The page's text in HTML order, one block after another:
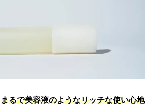
まるで美容液のようなリッチな使い心地